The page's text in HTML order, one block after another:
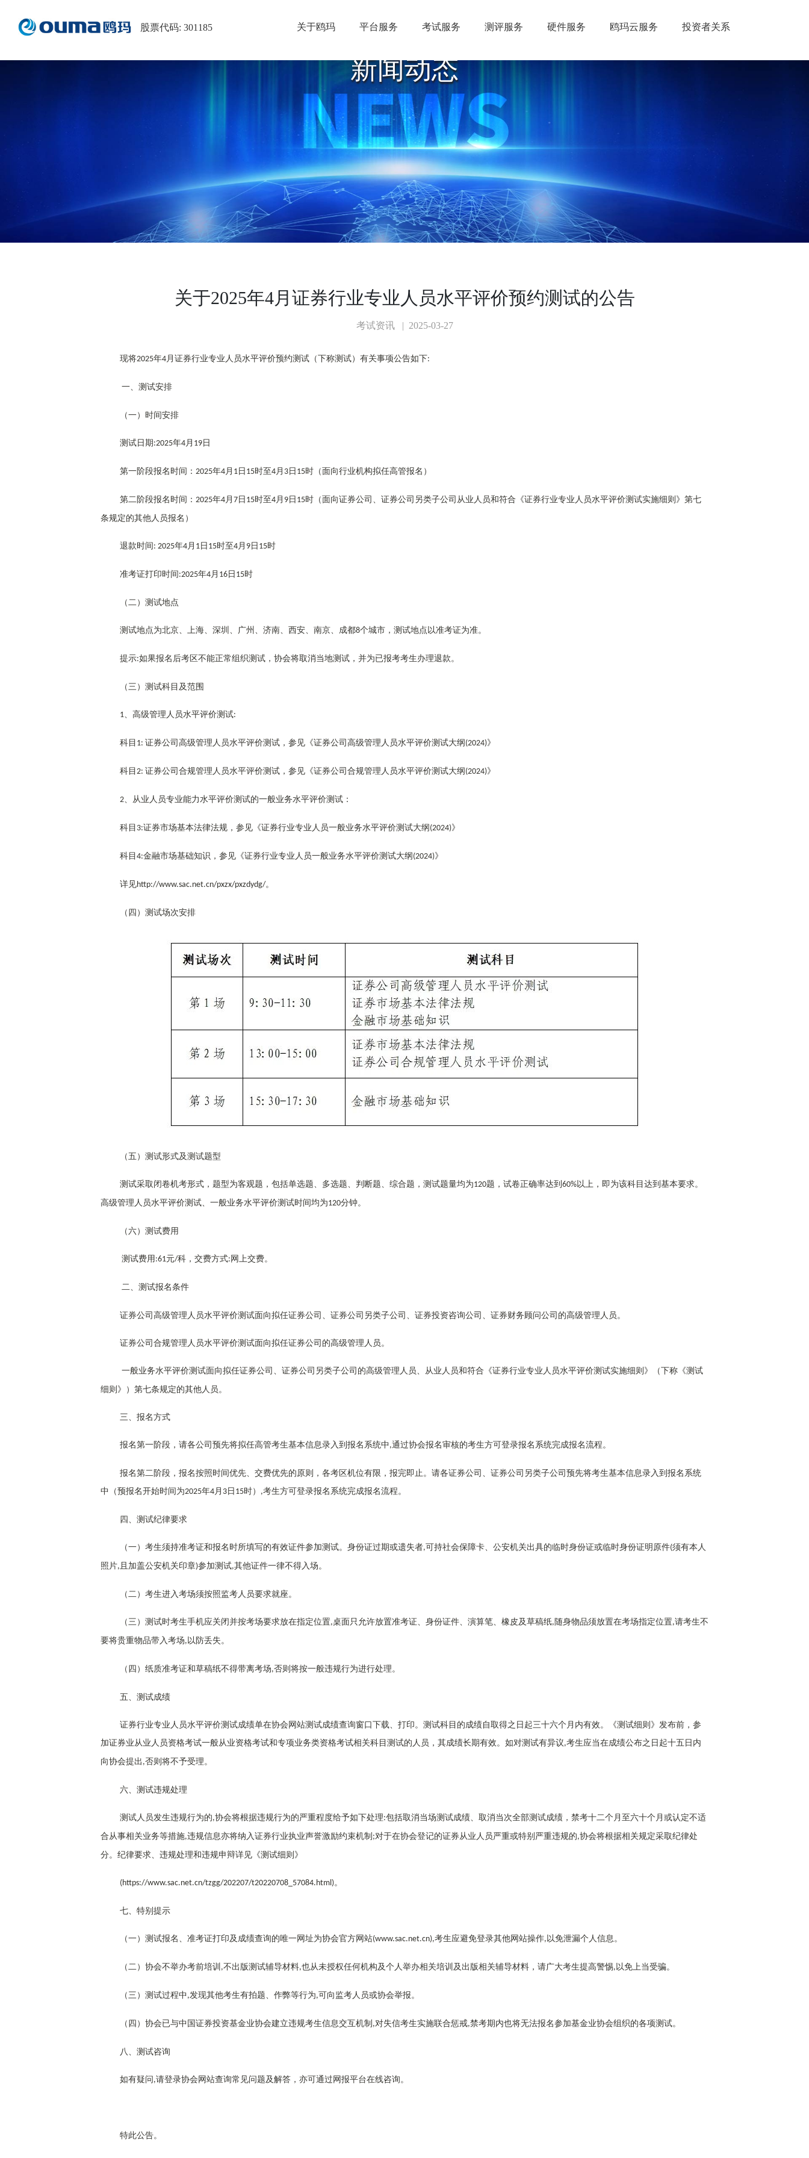
股票代码: 301185 关于鸥玛 平台服务 考试服务 测评服务 硬件服务 鸥玛云服务 投资者关系
新闻动态
关于2025年4月证券行业专业人员水平评价预约测试的公告
考试资讯 | 2025-03-27
现将2025年4 月证券行业专业人员水平评价预约测试（下称测试）有关事项公告如下:
一、测试安排
（一）时间安排
测试日期 :2025年4 月 19 日
第一阶段报名时间： 2025年4 月 1 日 15时至4 月 3 日 15时（面向行业机构拟任高管报名）
第二阶段报名时间： 2025年4 月 7 日 15时至4 月 9 日 15时（面向证券公司、证券公司另类子公司从业人员和符合《证券行业专业人员水平评价测试实施细则》第七
条规定的其他人员报名）
退款时间 : 2025年4 月 1 日 15时至4 月 9 日 15时
准考证打印时间 :2025年4 月 16 日 15时
（二）测试地点
测试地点为北京、上海、深圳、广州、济南、西安、南京、成都8个城市，测试地点以准考证为准。
提示:如果报名后考区不能正常组织测试，协会将取消当地测试，并为已报考考生办理退款。
（三）测试科目及范围
1 、高级管理人员水平评价测试:
科目 1: 证券公司高级管理人员水平评价测试，参见《证券公司高级管理人员水平评价测试大纲 (2024)》
科目 2: 证券公司合规管理人员水平评价测试，参见《证券公司合规管理人员水平评价测试大纲 (2024)》
2 、从业人员专业能力水平评价测试的一般业务水平评价测试：
科目 3:证券市场基本法律法规，参见《证券行业专业人员一般业务水平评价测试大纲 (2024)》
科目 4:金融市场基础知识，参见《证券行业专业人员一般业务水平评价测试大纲 (2024)》
详见http://www.sac.net.cn/pxzx/pxzdydg/。
（四）测试场次安排
（五）测试形式及测试题型
测试采取闭卷机考形式，题型为客观题，包括单选题、多选题、判断题、综合题，测试题量均为120题，试卷正确率达到 60%以上，即为该科目达到基本要求。
高级管理人员水平评价测试、一般业务水平评价测试时间均为120分钟。
（六）测试费用
测试费用 :61元/科，交费方式: 网上交费。
二、测试报名条件
证券公司高级管理人员水平评价测试面向拟任证券公司、证券公司另类子公司、证券投资咨询公司、证券财务顾问公司的高级管理人员。
证券公司合规管理人员水平评价测试面向拟任证券公司的高级管理人员。
一般业务水平评价测试面向拟任证券公司、证券公司另类子公司的高级管理人员、从业人员和符合《证券行业专业人员水平评价测试实施细则》（下称《测试
细则》）第七条规定的其他人员。
三、报名方式
报名第一阶段，请各公司预先将拟任高管考生基本信息录入到报名系统中 ,通过协会报名审核的考生方可登录报名系统完成报名流程。
报名第二阶段，报名按照时间优先、交费优先的原则，各考区机位有限，报完即止。请各证券公司、证券公司另类子公司预先将考生基本信息录入到报名系统
中（预报名开始时间为2025年4 月 3 日 15时） ,考生方可登录报名系统完成报名流程。
四、测试纪律要求
（一）考生须持准考证和报名时所填写的有效证件参加测试。身份证过期或遗失者,可持社会保障卡、公安机关出具的临时身份证或临时身份证明原件(须有本人
照片, 且加盖公安机关印章)参加测试,其他证件一律不得入场。
（二）考生进入考场须按照监考人员要求就座。
（三）测试时考生手机应关闭并按考场要求放在指定位置,桌面只允许放置准考证、身份证件、演算笔、橡皮及草稿纸, 随身物品须放置在考场指定位置,请考生不
要将贵重物品带入考场, 以防丢失。
（四）纸质准考证和草稿纸不得带离考场,否则将按一般违规行为进行处理。
五、测试成绩
证券行业专业人员水平评价测试成绩单在协会网站测试成绩查询窗口下载、打印。测试科目的成绩自取得之日起三十六个月内有效。《测试细则》发布前，参
加证券业从业人员资格考试一般从业资格考试和专项业务类资格考试相关科目测试的人员，其成绩长期有效。如对测试有异议,考生应当在成绩公布之日起十五日内
向协会提出 ,否则将不予受理。
六、测试违规处理
测试人员发生违规行为的,协会将根据违规行为的严重程度给予如下处理:包括取消当场测试成绩、取消当次全部测试成绩，禁考十二个月至六十个月或认定不适
合从事相关业务等措施,违规信息亦将纳入证券行业执业声誉激励约束机制 ;对于在协会登记的证券从业人员严重或特别严重违规的,协会将根据相关规定采取纪律处
分。纪律要求、违规处理和违规申辩详见《测试细则》
(https://www.sac.net.cn/tzgg/202207/t20220708_57084.html)。
七、特别提示
（一）测试报名、准考证打印及成绩查询的唯一网址为协会官方网站(www.sac.net.cn),考生应避免登录其他网站操作, 以免泄漏个人信息。
（二）协会不举办考前培训 ,不出版测试辅导材料,也从未授权任何机构及个人举办相关培训及出版相关辅导材料，请广大考生提高警惕, 以免上当受骗。
（三）测试过程中 ,发现其他考生有拍题、作弊等行为,可向监考人员或协会举报。
（四）协会已与中国证券投资基金业协会建立违规考生信息交互机制 ,对失信考生实施联合惩戒,禁考期内也将无法报名参加基金业协会组织的各项测试。
八、测试咨询
如有疑问 ,请登录协会网站查询常见问题及解答，亦可通过网报平台在线咨询。
特此公告。